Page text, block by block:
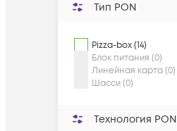
Тип PON
Pizza-box (14)
Блок питания (0)
Линейная карта (0)
Шасси (0)
Технология PON